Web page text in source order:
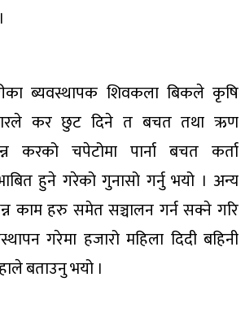
ब्यवस्थापक शिवकला बिकले कृषि
कर छुट दिने त बचत तथा ऋण
करको चपेटोमा पार्ना बचत कर्ता
हुने गरेको गुनासो गर्नु भयो । अन्य
काम हरु समेत सञ्चालन गर्न सक्ने गरि
गरेमा हजारो महिला दिदी बहिनी
बताउनु भयो ।